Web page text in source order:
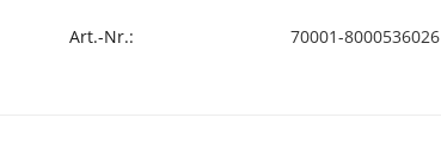
Art.-Nr.: 70001-8000536026